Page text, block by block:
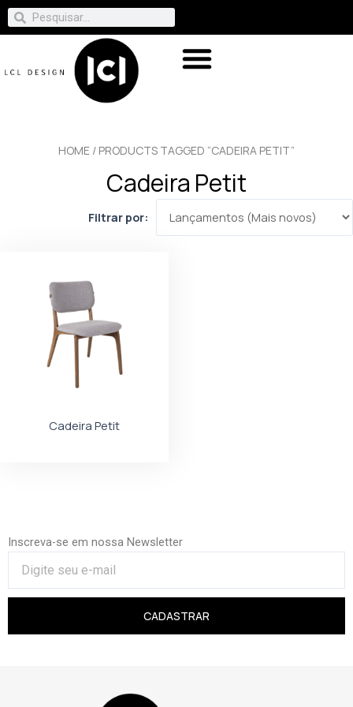
HOME / PRODUCTS TAGGED “CADEIRA PETIT”
Cadeira Petit
Filtrar por:
Cadeira Petit
Inscreva-se em nossa Newsletter
CADASTRAR